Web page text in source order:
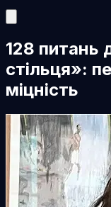
128 питань
стільця»:
міцність